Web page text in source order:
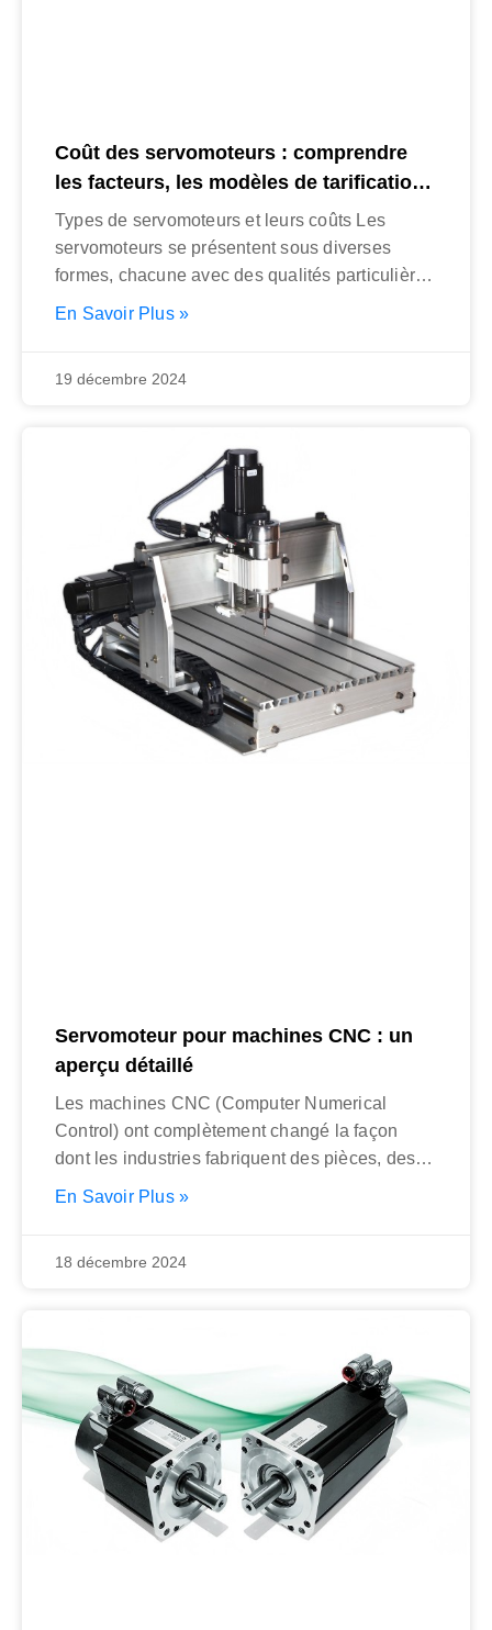
Coût des servomoteurs : comprendre
les facteurs, les modèles de tarification
et les considérations clés
Types de servomoteurs et leurs coûts Les
servomoteurs se présentent sous diverses
formes, chacune avec des qualités particulières
et une
En Savoir Plus »
19 décembre 2024
Servomoteur pour machines CNC : un
aperçu détaillé
Les machines CNC (Computer Numerical
Control) ont complètement changé la façon
dont les industries fabriquent des pièces, des
composants et
En Savoir Plus »
18 décembre 2024